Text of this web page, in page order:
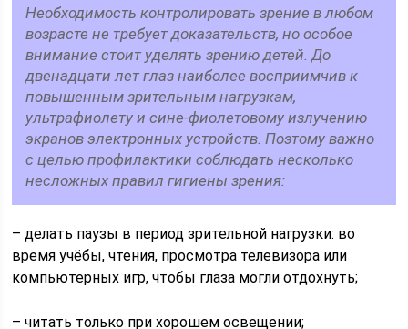
Необходимость контролировать зрение в любом
возрасте не требует доказательств, но особое
внимание стоит уделять зрению детей. До
двенадцати лет глаз наиболее восприимчив к
повышенным зрительным нагрузкам,
ультрафиолету и сине-фиолетовому излучению
экранов электронных устройств. Поэтому важно
с целью профилактики соблюдать несколько
несложных правил гигиены зрения:
– делать паузы в период зрительной нагрузки: во
время учёбы, чтения, просмотра телевизора или
компьютерных игр, чтобы глаза могли отдохнуть;
– читать только при хорошем освещении;